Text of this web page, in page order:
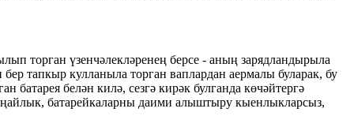
торган үзенчәлекләренең берсе - аның зарядландырыла
тапкыр кулланыла торган ваплардан аермалы буларак, бу
батарея белән килә, сезгә кирәк булганда көчәйтергә
батарейкаларны даими алыштыру кыенлыкларсыз,